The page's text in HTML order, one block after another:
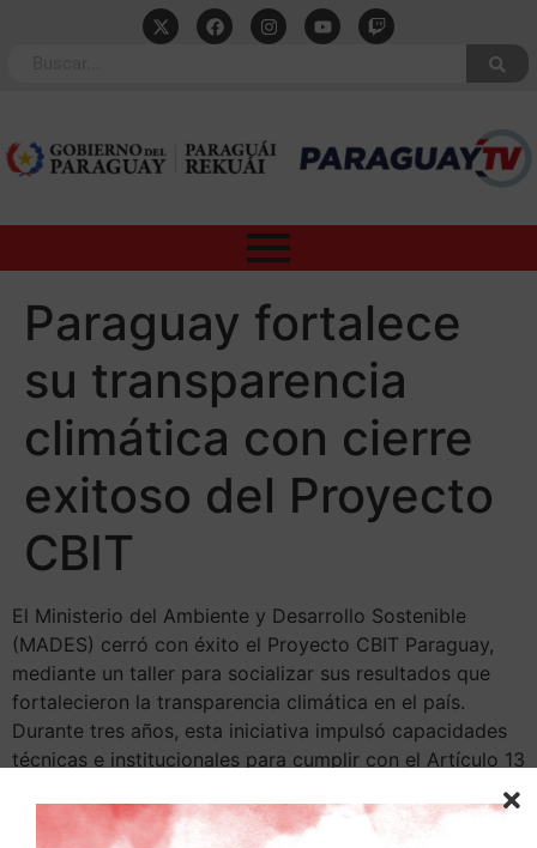
Paraguay fortalece
su transparencia
climática con cierre
exitoso del Proyecto
CBIT
El Ministerio del Ambiente y Desarrollo Sostenible
(MADES) cerró con éxito el Proyecto CBIT Paraguay,
mediante un taller para socializar sus resultados que
fortalecieron la transparencia climática en el país.
Durante tres años, esta iniciativa impulsó capacidades
técnicas e institucionales para cumplir con el Artículo 13
En el taller se presentaron los principales logros